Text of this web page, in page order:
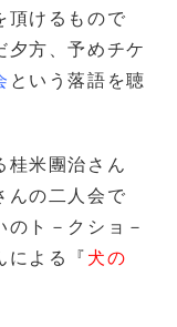
頂けるもので
方、予めチケ
という落語を聴
桂米團治さん
んの二人会で
ト－クショ－
による『犬の